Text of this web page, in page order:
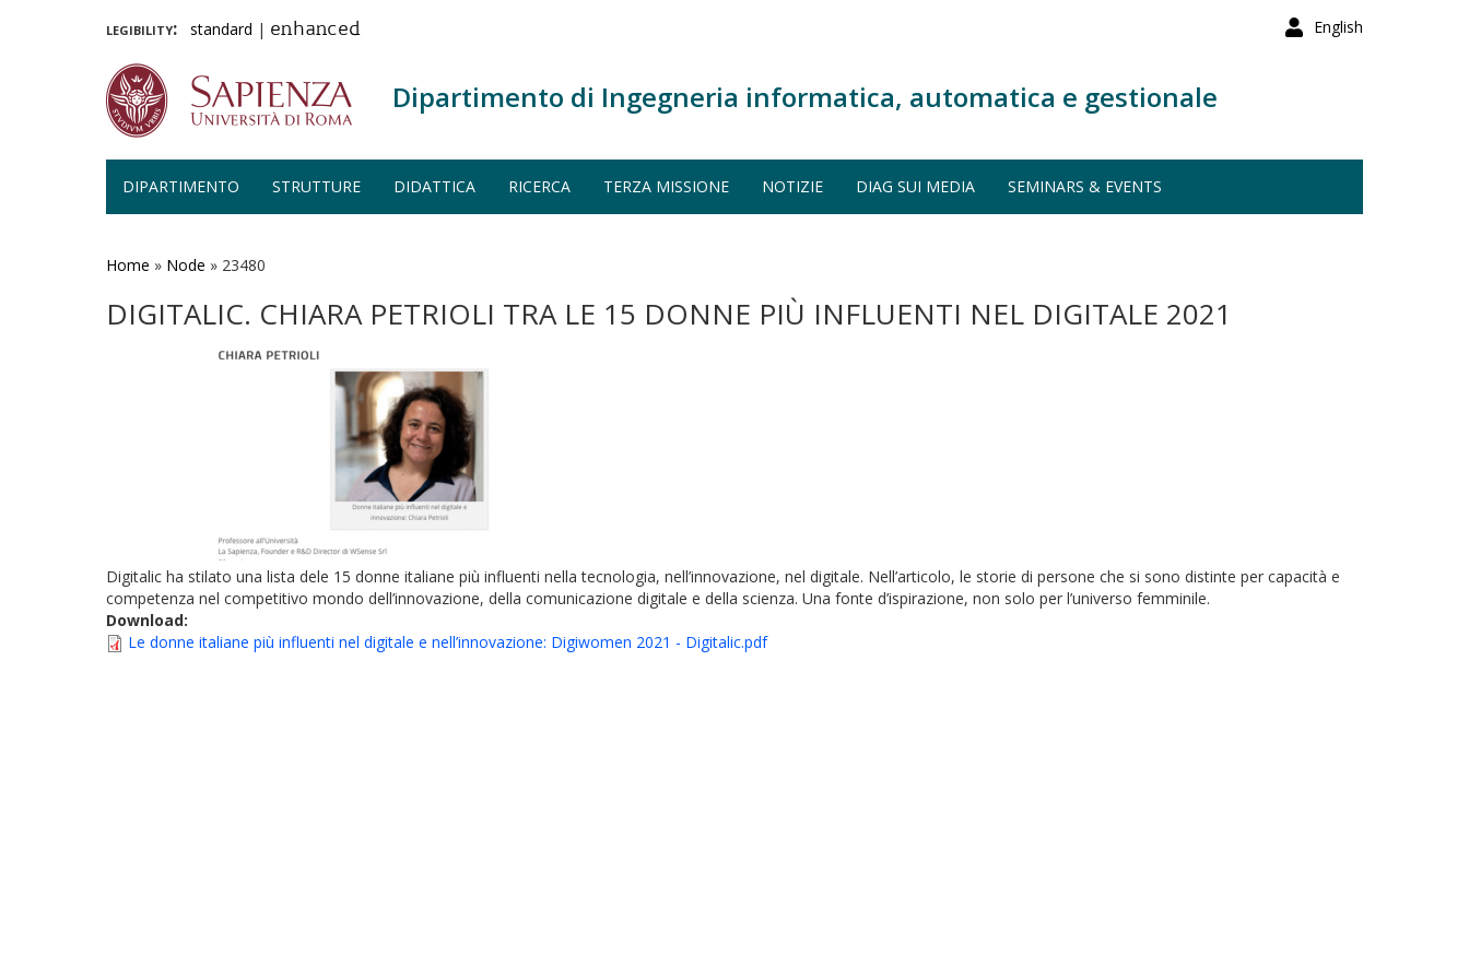
English
legibility: standard | enhanced
Dipartimento di Ingegneria informatica, automatica e gestionale
DIPARTIMENTO STRUTTURE DIDATTICA RICERCA TERZA MISSIONE NOTIZIE DIAG SUI MEDIA SEMINARS & EVENTS
Home » Node » 23480
DIGITALIC. CHIARA PETRIOLI TRA LE 15 DONNE PIÙ INFLUENTI NEL DIGITALE 2021
Digitalic ha stilato una lista dele 15 donne italiane più influenti nella tecnologia, nell’innovazione, nel digitale. Nell’articolo, le storie di persone che si sono distinte per capacità e
competenza nel competitivo mondo dell’innovazione, della comunicazione digitale e della scienza. Una fonte d’ispirazione, non solo per l’universo femminile.
Download:
Le donne italiane più influenti nel digitale e nell’innovazione: Digiwomen 2021 - Digitalic.pdf